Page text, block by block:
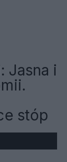
Jasna i
stóp